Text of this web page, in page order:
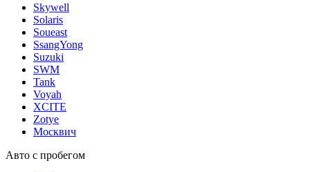
Skywell
Solaris
Soueast
SsangYong
Suzuki
SWM
Tank
Voyah
XCITE
Zotye
Москвич
Авто с пробегом